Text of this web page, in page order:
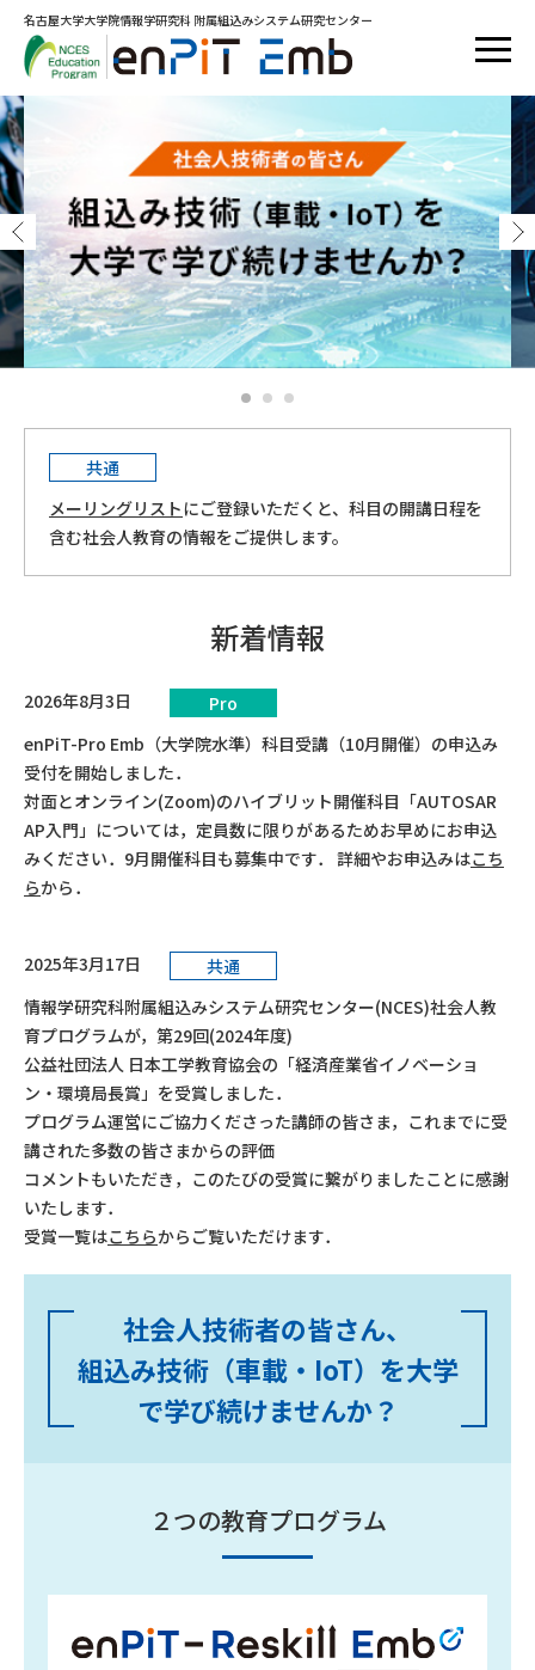
名古屋大学大学院情報学研究科 附属組込みシステム研究センター
概要
映像・教材
ニュース
FAQ
お問い合わせ
共通
メーリングリストにご登録いただくと、科⽬の開講⽇程を
含む社会⼈教育の情報をご提供します。
新着情報
2026年8月3日
Pro
enPiT-Pro Emb（大学院水準）科目受講（10月開催）の申込み
受付を開始しました．
対面とオンライン(Zoom)のハイブリット開催科目「AUTOSAR
AP入門」については，定員数に限りがあるためお早めにお申込
みください．9月開催科目も募集中です． 詳細やお申込みはこち
らから．
2025年3月17日
共通
情報学研究科附属組込みシステム研究センター(NCES)社会人教
育プログラムが，第29回(2024年度)
公益社団法人 日本工学教育協会の「経済産業省イノベーショ
ン・環境局長賞」を受賞しました．
プログラム運営にご協力くださった講師の皆さま，これまでに受
講された多数の皆さまからの評価
コメントもいただき，このたびの受賞に繋がりましたことに感謝
いたします．
受賞一覧はこちらからご覧いただけます．
社会人技術者の皆さん、
組込み技術（車載・IoT）を大学
で学び続けませんか？
２つの教育プログラム